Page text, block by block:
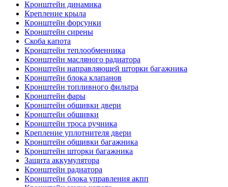
Кронштейн динамика
Крепление крыла
Кронштейн форсунки
Кронштейн сирены
Скоба капота
Кронштейн теплообменника
Кронштейн масляного радиатора
Кронштейн направляющей шторки багажника
Кронштейн блока клапанов
Кронштейн топливного фильтра
Кронштейн фары
Кронштейн обшивки двери
Кронштейн обшивки
Кронштейн троса ручника
Крепление уплотнителя двери
Кронштейн обшивки багажника
Кронштейн шторки багажника
Защита аккумулятора
Кронштейн радиатора
Кронштейн блока управления акпп